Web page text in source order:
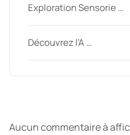
Exploration Sensorie …
Découvrez l’A …
Aucun commentaire à